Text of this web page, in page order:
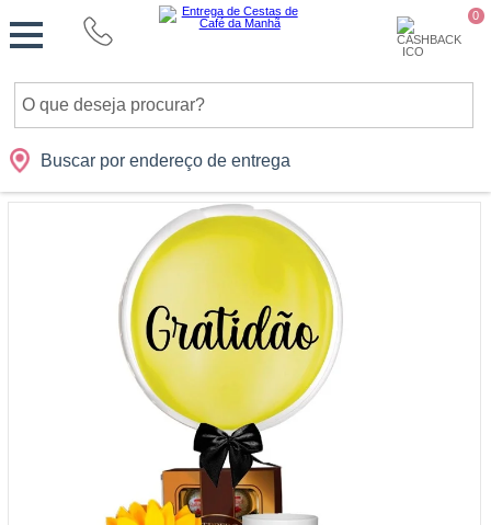
0
Buscar por endereço de entrega
Cidades Presentes Datas Shopping
Monte
sua
Cesta